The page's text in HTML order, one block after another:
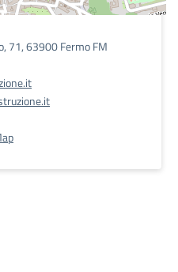
71, 63900 Fermo FM